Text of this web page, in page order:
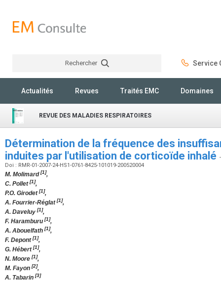
Rechercher Service
Actualités Revues Traités EMC Domaines
REVUE DES MALADIES RESPIRATOIRES
Détermination de la fréquence des
induites par l'utilisation de corticoïde inhalé
Doi : RMR-01-2007-24-HS1-0761-8425-101019-200520004
M. Molimard[1],
C. Pollet[1],
P.O. Girodet[1],
A. Fourrier-Réglat[1],
A. Daveluy [1],
F. Haramburu [1],
A. Abouelfath [1],
F. Depont[1],
G. Hébert[1],
N. Moore [1],
M. Fayon [2],
A. Tabarin [3]